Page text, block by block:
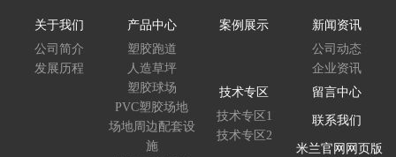
关于我们
公司简介
发展历程
产品中心
塑胶跑道
人造草坪
塑胶球场
PVC塑胶场地
场地周边配套设
施
案例展示
新闻资讯
公司动态
企业资讯
技术专区
技术专区1
技术专区2
留言中心
联系我们
米兰官网网页版